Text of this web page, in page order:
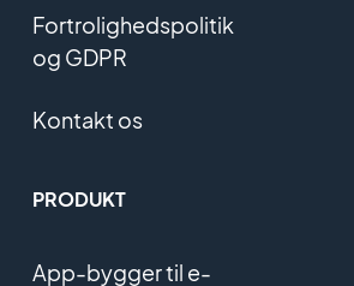
Fortrolighedspolitik
og GDPR
Kontakt os
PRODUKT
App-bygger til e-